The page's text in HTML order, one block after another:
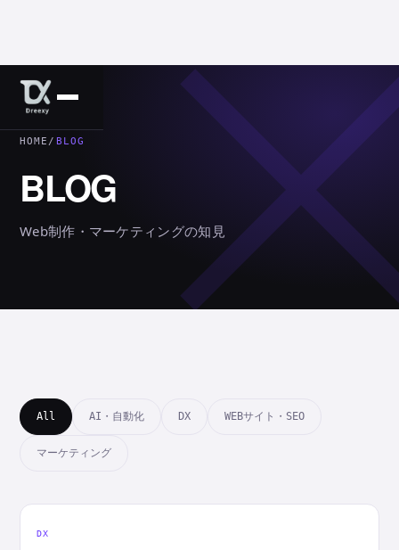
HOME / BLOG
BLOG
Web制作・マーケティングの知見
All AI・自動化 DX WEBサイト・SEO
マーケティング
DX